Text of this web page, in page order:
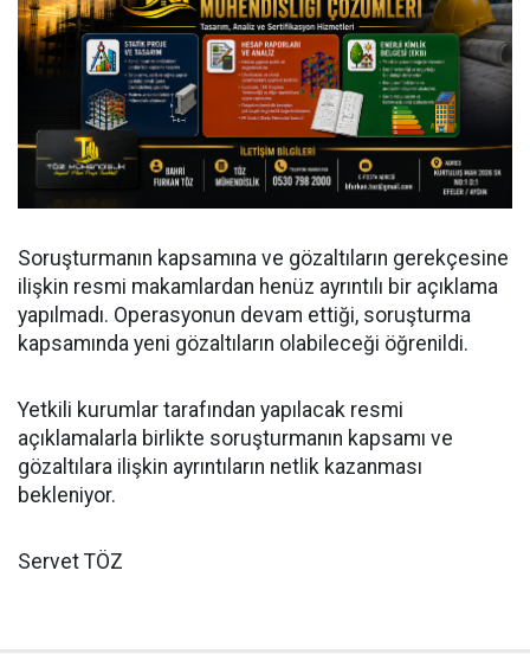
Soruşturmanın kapsamına ve gözaltıların gerekçesine
ilişkin resmi makamlardan henüz ayrıntılı bir açıklama
yapılmadı. Operasyonun devam ettiği, soruşturma
kapsamında yeni gözaltıların olabileceği öğrenildi.
Yetkili kurumlar tarafından yapılacak resmi
açıklamalarla birlikte soruşturmanın kapsamı ve
gözaltılara ilişkin ayrıntıların netlik kazanması
bekleniyor.
Servet TÖZ